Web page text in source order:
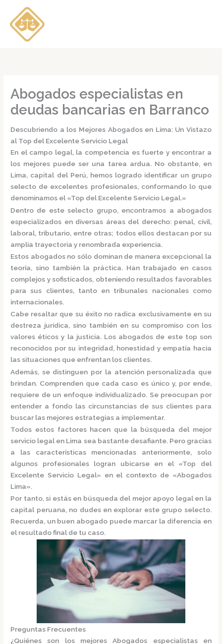
contenido
Abogados especialistas en
deudas bancarias en Barranco
Descubriendo a los Mejores Abogados en Lima: Un Vistazo
al Top del Excelente Servicio Legal
En el campo legal, la competencia es fuerte y encontrar a
los mejores puede ser una tarea ardua. No obstante, en
Lima, capital del Perú, hemos logrado identificar un grupo
selecto de excelentes profesionales, conformando lo que
denominamos el «Top del Excelente Servicio Legal.»
Dentro de este selecto grupo, encontramos a abogados
especializados en diversas áreas del derecho: penal, civil,
laboral, tributario, entre otras; todos ellos destacan por su
amplia trayectoria y renombrada experiencia.
Estos abogados no sólo dominan de manera excepcional la
teoría, sino también la práctica. Han trabajado en casos
complejos y sofisticados, obteniendo resultados favorables
para sus clientes, tanto en tribunales nacionales como
internacionales.
Cabe resaltar que su éxito no radica exclusivamente en su
destreza jurídica, sino también en su compromiso con los
valores éticos y la justicia. Los abogados de este top son
reconocidos por su integridad, honestidad y empatía hacia
las situaciones que enfrentan los clientes.
Además, se distinguen por la atención personalizada que
brindan. Comprenden que cada caso es único y, por ende,
requiere de un enfoque individualizado. Se preocupan por
entender a fondo las circunstancias de sus clientes para
buscar las mejores estrategias a implementar.
Todos estos factores hacen que la búsqueda del mejor
servicio legal en Lima sea bastante desafiante. Pero gracias
a las características mencionadas anteriormente, solo
algunos profesionales logran ubicarse en el «Top del
Excelente Servicio Legal» en el contexto de «Abogados
Lima».
Por tanto, si estás en búsqueda del mejor apoyo legal en la
capital peruana, no dudes en explorar este grupo selecto.
Recuerda, un buen abogado puede marcar la diferencia en
el resultado final de tu caso.
Preguntas Frecuentes
¿Quiénes son los mejores Abogados especialistas en